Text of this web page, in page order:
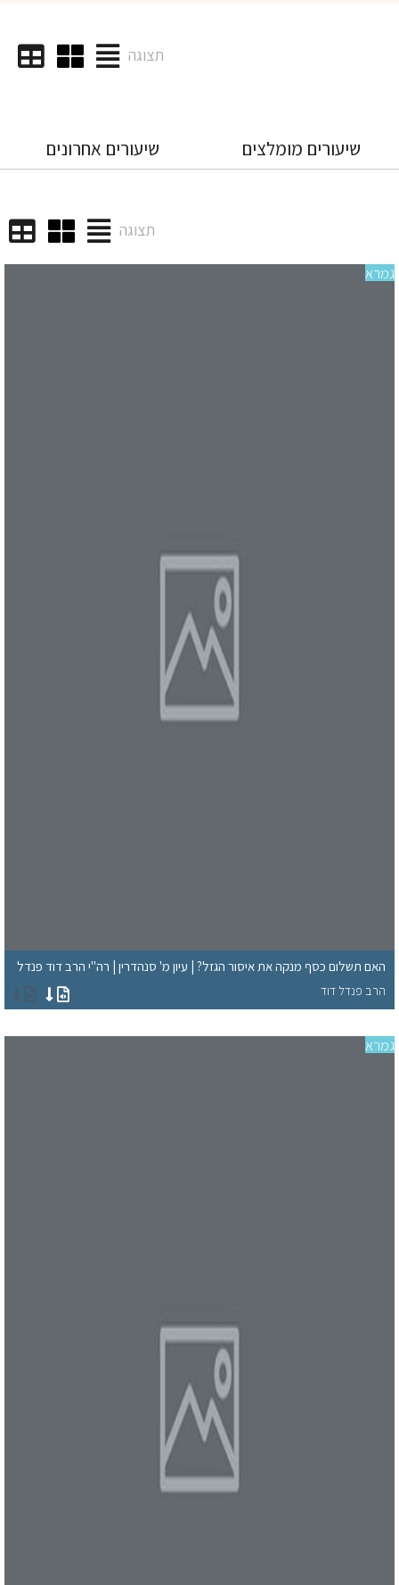
תצוגה
שיעורים מומלצים שיעורים אחרונים
תצוגה
האם תשלום כסף מנקה את איסור הגזל? | עיון מ' סנהדרין | רה"י הרב דוד פנדל
הרב פנדל דוד